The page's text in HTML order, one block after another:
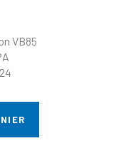
VB85